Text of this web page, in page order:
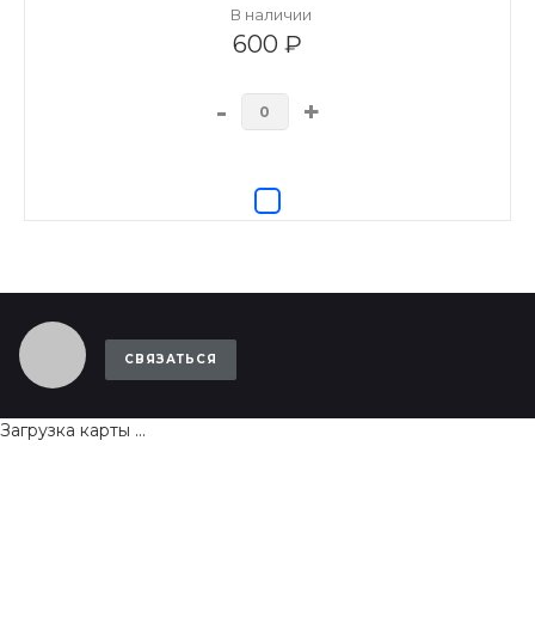
В наличии
600 ₽
- +
СВЯЗАТЬСЯ
Загрузка карты ...